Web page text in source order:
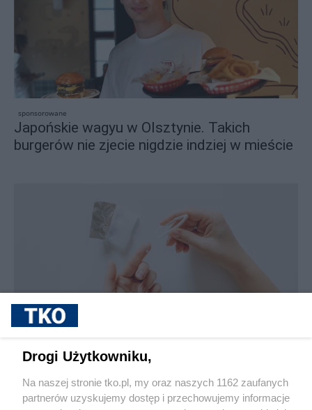
sponsorowane
Japońskie wagyu w Olsztynie. Takich
burgerów nie zjecie nigdzie indziej w mieście
Jak rozpoznać, że soczewki kontaktowe są
Drogi Użytkowniku,
Na naszej stronie tko.pl, my oraz naszych 1162 zaufanych
partnerów uzyskujemy dostęp i przechowujemy informacje